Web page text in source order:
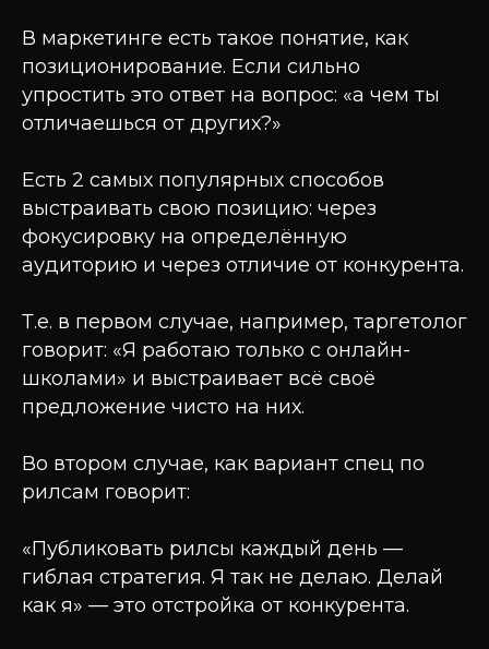
В маркетинге есть такое понятие, как
позиционирование. Если сильно
упростить это ответ на вопрос: «а чем ты
отличаешься от других?»
Есть 2 самых популярных способов
выстраивать свою позицию: через
фокусировку на определённую
аудиторию и через отличие от конкурента.
Т.е. в первом случае, например, таргетолог
говорит: «Я работаю только с онлайн-
школами» и выстраивает всё своё
предложение чисто на них.
Во втором случае, как вариант спец по
рилсам говорит:
«Публиковать рилсы каждый день —
гиблая стратегия. Я так не делаю. Делай
как я» — это отстройка от конкурента.